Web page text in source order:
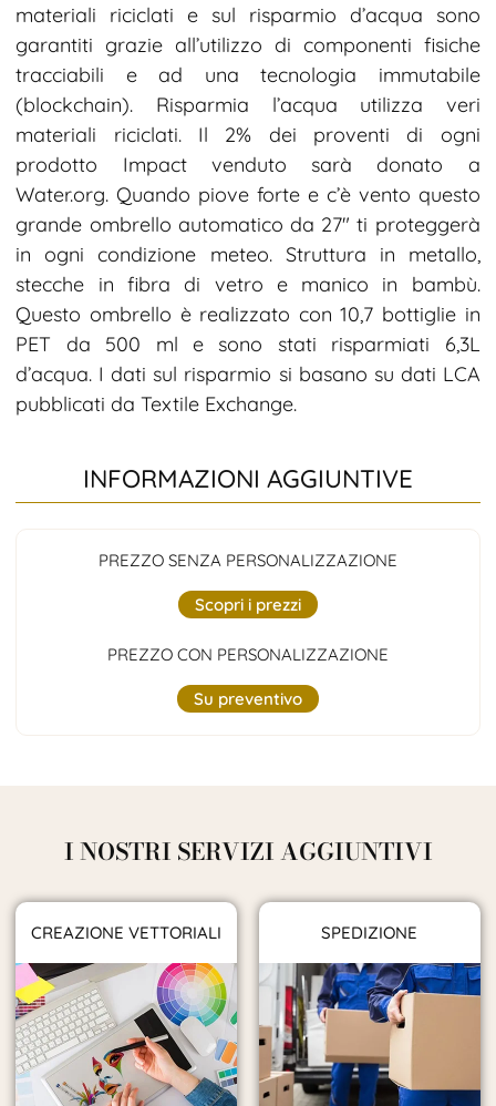
materiali riciclati e sul risparmio d’acqua sono
garantiti grazie all’utilizzo di componenti fisiche
tracciabili e ad una tecnologia immutabile
(blockchain). Risparmia l’acqua utilizza veri
materiali riciclati. Il 2% dei proventi di ogni
prodotto Impact venduto sarà donato a
Water.org. Quando piove forte e c’è vento questo
grande ombrello automatico da 27″ ti proteggerà
in ogni condizione meteo. Struttura in metallo,
stecche in fibra di vetro e manico in bambù.
Questo ombrello è realizzato con 10,7 bottiglie in
PET da 500 ml e sono stati risparmiati 6,3L
d’acqua. I dati sul risparmio si basano su dati LCA
pubblicati da Textile Exchange.
INFORMAZIONI AGGIUNTIVE
PREZZO SENZA PERSONALIZZAZIONE
Scopri i prezzi
PREZZO CON PERSONALIZZAZIONE
Su preventivo
I NOSTRI SERVIZI AGGIUNTIVI
CREAZIONE VETTORIALI SPEDIZIONE